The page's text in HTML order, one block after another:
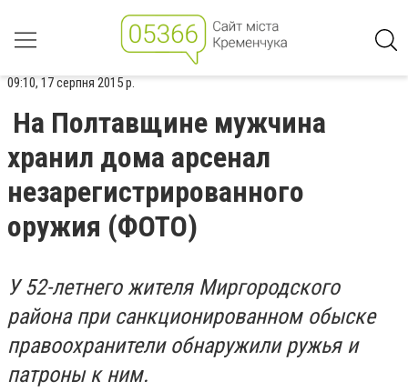
09:10, 17 серпня 2015 р.
На Полтавщине мужчина
хранил дома арсенал
незарегистрированного
оружия (ФОТО)
У 52-летнего жителя Миргородского
района при санкционированном обыске
правоохранители обнаружили ружья и
патроны к ним.